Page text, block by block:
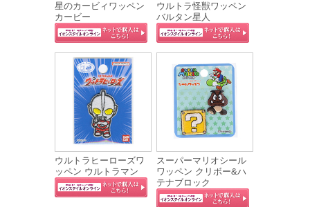
星のカービィワッペン
カービー
ウルトラ怪獣ワッペン
バルタン星人
ウルトラヒーローズワ
ッペン ウルトラマン
スーパーマリオシール
ワッペン クリボー&ハ
テナブロック